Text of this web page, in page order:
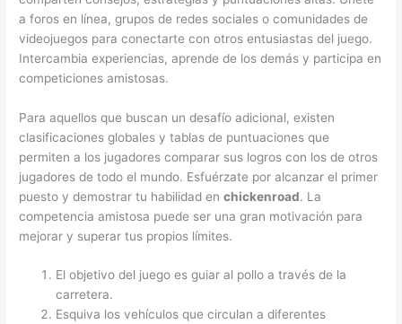
a foros en línea, grupos de redes sociales o comunidades de
videojuegos para conectarte con otros entusiastas del juego.
Intercambia experiencias, aprende de los demás y participa en
competiciones amistosas.
Para aquellos que buscan un desafío adicional, existen
clasificaciones globales y tablas de puntuaciones que
permiten a los jugadores comparar sus logros con los de otros
jugadores de todo el mundo. Esfuérzate por alcanzar el primer
puesto y demostrar tu habilidad enchickenroad. La
competencia amistosa puede ser una gran motivación para
mejorar y superar tus propios límites.
El objetivo del juego es guiar al pollo a través de la
carretera.
Esquiva los vehículos que circulan a diferentes